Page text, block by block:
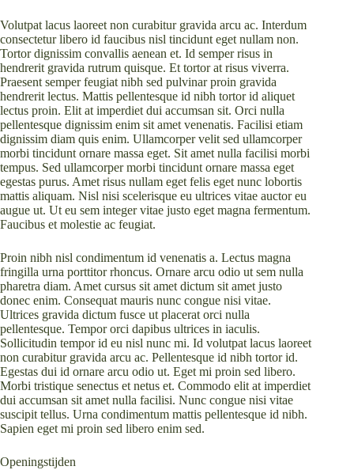
Volutpat lacus laoreet non curabitur gravida arcu ac. Interdum
consectetur libero id faucibus nisl tincidunt eget nullam non.
Tortor dignissim convallis aenean et. Id semper risus in
hendrerit gravida rutrum quisque. Et tortor at risus viverra.
Praesent semper feugiat nibh sed pulvinar proin gravida
hendrerit lectus. Mattis pellentesque id nibh tortor id aliquet
lectus proin. Elit at imperdiet dui accumsan sit. Orci nulla
pellentesque dignissim enim sit amet venenatis. Facilisi etiam
dignissim diam quis enim. Ullamcorper velit sed ullamcorper
morbi tincidunt ornare massa eget. Sit amet nulla facilisi morbi
tempus. Sed ullamcorper morbi tincidunt ornare massa eget
egestas purus. Amet risus nullam eget felis eget nunc lobortis
mattis aliquam. Nisl nisi scelerisque eu ultrices vitae auctor eu
augue ut. Ut eu sem integer vitae justo eget magna fermentum.
Faucibus et molestie ac feugiat.
Proin nibh nisl condimentum id venenatis a. Lectus magna
fringilla urna porttitor rhoncus. Ornare arcu odio ut sem nulla
pharetra diam. Amet cursus sit amet dictum sit amet justo
donec enim. Consequat mauris nunc congue nisi vitae.
Ultrices gravida dictum fusce ut placerat orci nulla
pellentesque. Tempor orci dapibus ultrices in iaculis.
Sollicitudin tempor id eu nisl nunc mi. Id volutpat lacus laoreet
non curabitur gravida arcu ac. Pellentesque id nibh tortor id.
Egestas dui id ornare arcu odio ut. Eget mi proin sed libero.
Morbi tristique senectus et netus et. Commodo elit at imperdiet
dui accumsan sit amet nulla facilisi. Nunc congue nisi vitae
suscipit tellus. Urna condimentum mattis pellentesque id nibh.
Sapien eget mi proin sed libero enim sed.
Openingstijden